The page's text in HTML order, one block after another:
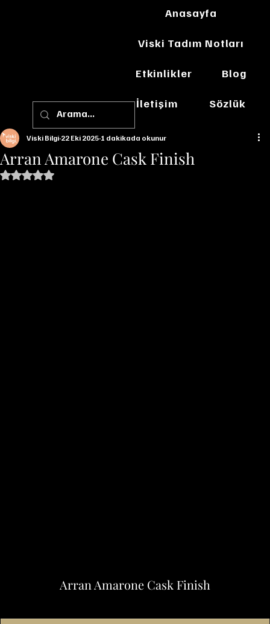
Anasayfa
Viski Tadım Notları
Etkinlikler Blog
İletişim Sözlük
Arran Amarone Cask Finish
Viski Bilgi 22 Eki 2025 1 dakikada okunur
5 üzerinden NaN yıldız
Arran Amarone Cask Finish